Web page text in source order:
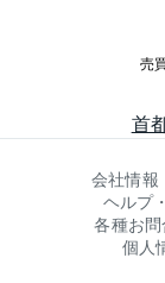
売
首
会社情報
ヘルプ
各種お
個人